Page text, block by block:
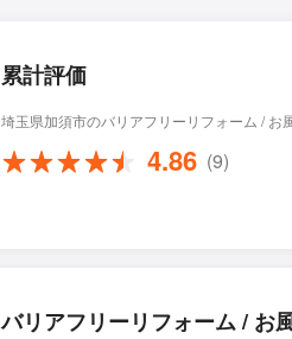
累計評価
埼玉県加須市のバリアフリーリフォーム / お
4.86 (9)
バリアフリーリフォーム / お